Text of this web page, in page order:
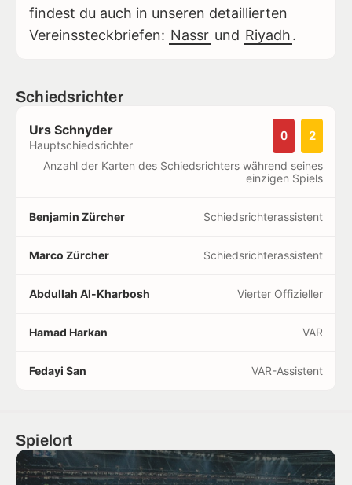
findest du auch in unseren detaillierten
Vereinssteckbriefen: Nassr und Riyadh.
Schiedsrichter
Urs Schnyder
Hauptschiedsrichter
0 2
Anzahl der Karten des Schiedsrichters während seines
einzigen Spiels
Benjamin Zürcher Schiedsrichterassistent
Marco Zürcher Schiedsrichterassistent
Abdullah Al-Kharbosh Vierter Offizieller
Hamad Harkan VAR
Fedayi San VAR-Assistent
Spielort